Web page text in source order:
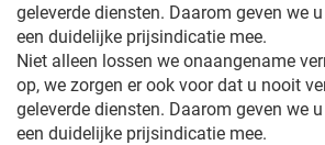
geleverde diensten. Daarom geven we
een duidelijke prijsindicatie mee.
Niet alleen lossen we onaangename
op, we zorgen er ook voor dat u nooit
geleverde diensten. Daarom geven we
een duidelijke prijsindicatie mee.